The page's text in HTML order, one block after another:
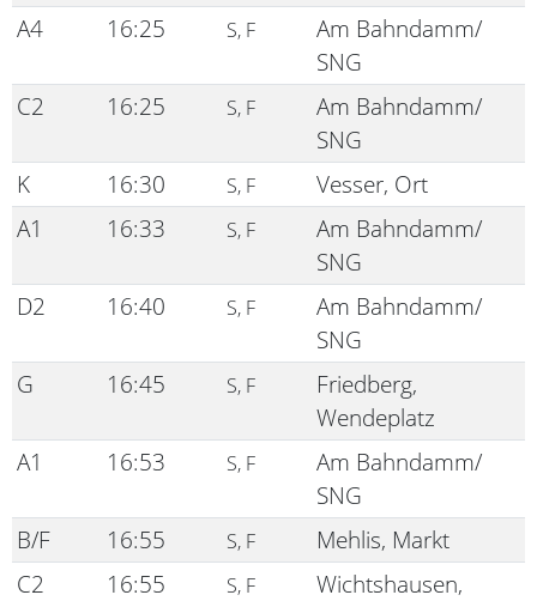
A4
16:25 S, F
Am Bahndamm/
SNG
C2
16:25 S, F
Am Bahndamm/
SNG
K
16:30 S, F
Vesser, Ort
A1
16:33 S, F
Am Bahndamm/
SNG
D2
16:40 S, F
Am Bahndamm/
SNG
G
16:45 S, F
Friedberg,
Wendeplatz
A1
16:53 S, F
Am Bahndamm/
SNG
B/F
16:55 S, F
Mehlis, Markt
C2
16:55 S, F
Wichtshausen,